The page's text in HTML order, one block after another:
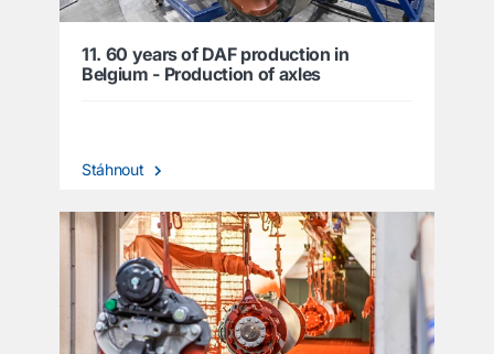
11. 60 years of DAF production in
Belgium - Production of axles
Stáhnout